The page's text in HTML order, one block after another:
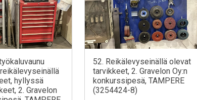
hyllyssä
2. Gravelon
52. Reikälevyseinällä olevat
tarvikkeet, 2. Gravelon Oy:n
konkurssipesä, TAMPERE
(3254424-8)